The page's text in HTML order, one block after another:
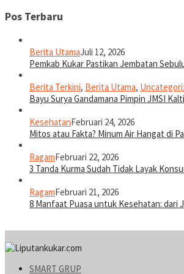
Pos Terbaru
Berita UtamaJuli 12, 2026
Pemkab Kukar Pastikan Jembatan
Berita Terkini, Berita Utama,
Bayu Surya Gandamana Pimpin JMSI
KesehatanFebruari 24, 2026
Mitos atau Fakta? Minum Air Hangat di
RagamFebruari 22, 2026
3 Tanda Kurma Sudah Tidak Layak
RagamFebruari 21, 2026
8 Manfaat Puasa untuk Kesehatan: dari
SMART GRUP